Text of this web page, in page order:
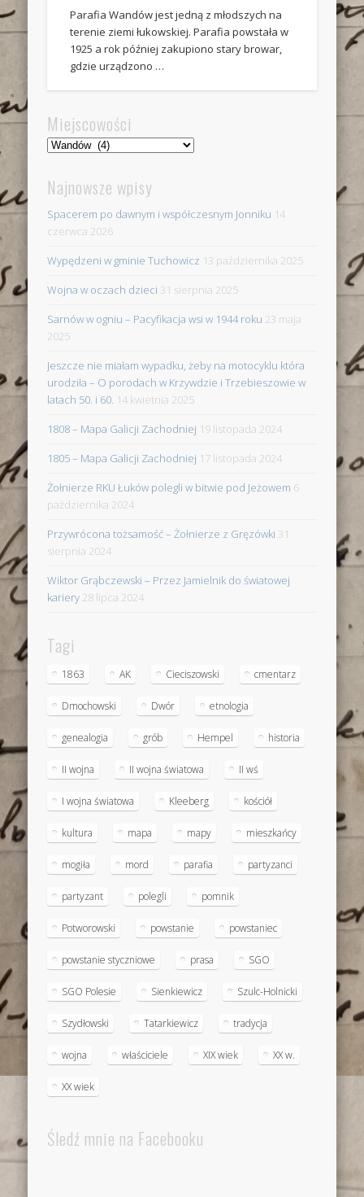
Parafia Wandów jest jedną z młodszych na
terenie ziemi łukowskiej. Parafia powstała w
1925 a rok później zakupiono stary browar,
gdzie urządzono …
Miejscowości
Miejscowości
Najnowsze wpisy
Spacerem po dawnym i współczesnym Jonniku 14
czerwca 2026
Wypędzeni w gminie Tuchowicz 13 października 2025
Wojna w oczach dzieci 31 sierpnia 2025
Sarnów w ogniu – Pacyfikacja wsi w 1944 roku 23 maja
2025
Jeszcze nie miałam wypadku, żeby na motocyklu która
urodziła – O porodach w Krzywdzie i Trzebieszowie w
latach 50. i 60. 14 kwietnia 2025
1808 – Mapa Galicji Zachodniej 19 listopada 2024
1805 – Mapa Galicji Zachodniej 17 listopada 2024
Żołnierze RKU Łuków polegli w bitwie pod Jeżowem 6
października 2024
Przywrócona tożsamość – Żołnierze z Gręzówki 31
sierpnia 2024
Wiktor Grąbczewski – Przez Jamielnik do światowej
kariery 28 lipca 2024
Tagi
1863 AK Cieciszowski cmentarz
Dmochowski Dwór etnologia
genealogia grób Hempel historia
II wojna II wojna światowa II wś
I wojna światowa Kleeberg kościół
kultura mapa mapy mieszkańcy
mogiła mord parafia partyzanci
partyzant polegli pomnik
Potworowski powstanie powstaniec
powstanie styczniowe prasa SGO
SGO Polesie Sienkiewicz Szulc-Holnicki
Szydłowski Tatarkiewicz tradycja
wojna właściciele XIX wiek XX w.
XX wiek
Śledź mnie na Facebooku